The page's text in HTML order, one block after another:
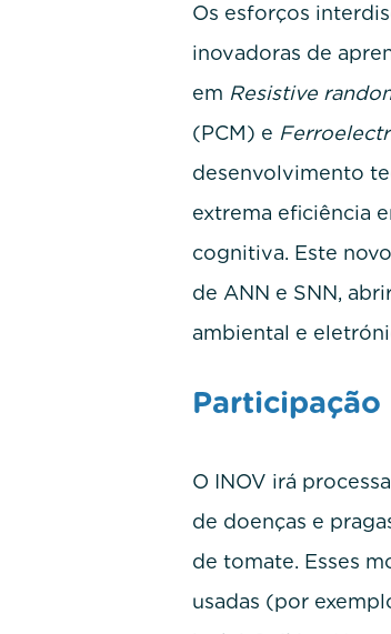
Os esforços
inovadoras de
em Resistive
(PCM) e
desenvolvimento
extrema eficiência
cognitiva. Este
de ANN e SNN,
ambiental e
Participação
O INOV irá
de doenças e
de tomate. Esses
usadas (por